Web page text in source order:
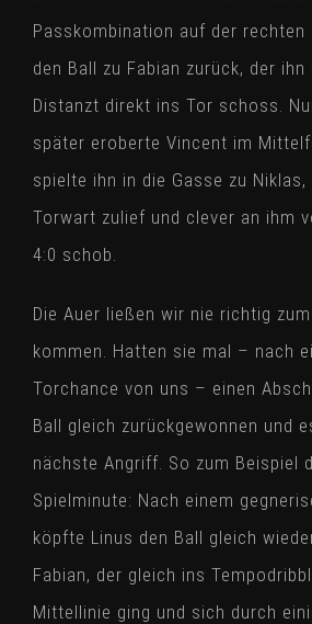
Passkombination auf der rechten
den Ball zu Fabian zurück, der
Distanzt direkt ins Tor schoss.
später eroberte Vincent im
spielte ihn in die Gasse zu
Torwart zulief und clever an ihm
4:0 schob.
Die Auer ließen wir nie richtig
kommen. Hatten sie mal – nach
Torchance von uns – einen
Ball gleich zurückgewonnen und
nächste Angriff. So zum Beispiel
Spielminute: Nach einem
köpfte Linus den Ball gleich
Fabian, der gleich ins
Mittellinie ging und sich durch